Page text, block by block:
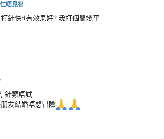
唔見智
打針快d有效果好? 我打個間幾平
針類唔試
友結婚唔想冒險